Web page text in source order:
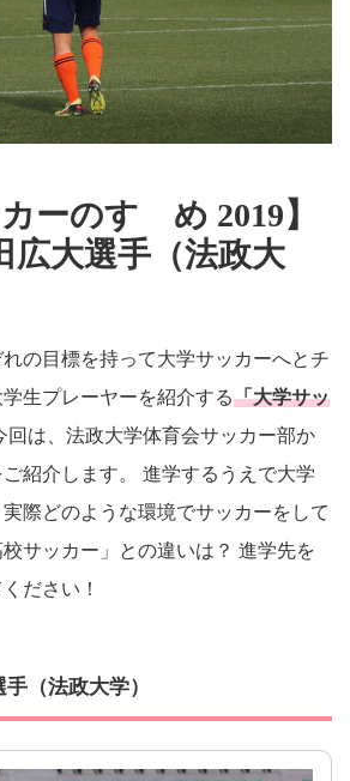
ーのすゝめ 2019】
大選手（法政大
の目標を持って大学サッカーへとチ
生プレーヤーを紹介する「大学サッ
回は、法政大学体育会サッカー部か
紹介します。 進学するうえで大学
際どのような環境でサッカーをして
サッカー」との違いは？ 進学先を
ださい！
（法政大学）